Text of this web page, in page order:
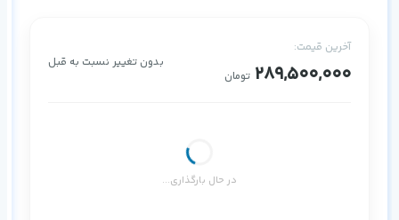
آخرین قیمت:
289,500,000 تومان
بدون تغییر نسبت به قبل
در حال بارگذاری...